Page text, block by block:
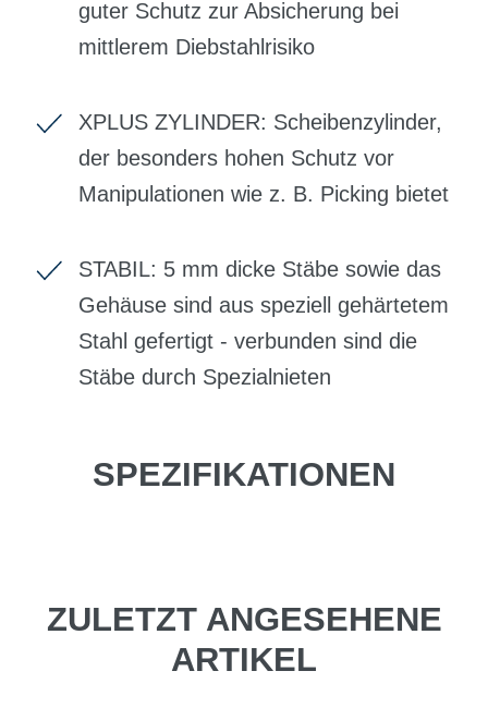
guter Schutz zur Absicherung bei
mittlerem Diebstahlrisiko
XPLUS ZYLINDER: Scheibenzylinder,
der besonders hohen Schutz vor
Manipulationen wie z. B. Picking bietet
STABIL: 5 mm dicke Stäbe sowie das
Gehäuse sind aus speziell gehärtetem
Stahl gefertigt - verbunden sind die
Stäbe durch Spezialnieten
SPEZIFIKATIONEN
ZULETZT ANGESEHENE
ARTIKEL